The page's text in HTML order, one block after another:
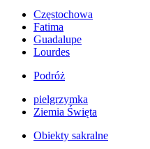
Częstochowa
Fatima
Guadalupe
Lourdes
Podróż
pielgrzymka
Ziemia Święta
Obiekty sakralne